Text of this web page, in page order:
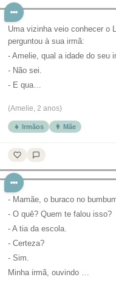
Uma vizinha veio conhecer o
perguntou à sua irmã:
- Amelie, qual a idade do seu
- Não sei.
- E qua…
(Amelie, 2 anos)
👧 Irmãos 👩 Mãe
- Mamãe, o buraco no
- O quê? Quem te falou isso?
- A tia da escola.
- Certeza?
- Sim.
Minha irmã, ouvindo …